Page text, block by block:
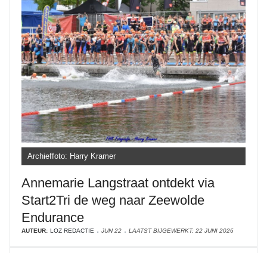
Archieffoto: Harry Kramer
Annemarie Langstraat ontdekt via
Start2Tri de weg naar Zeewolde
Endurance
AUTEUR: LOZ REDACTIE JUN 22 LAATST BIJGEWERKT: 22 JUNI 2026